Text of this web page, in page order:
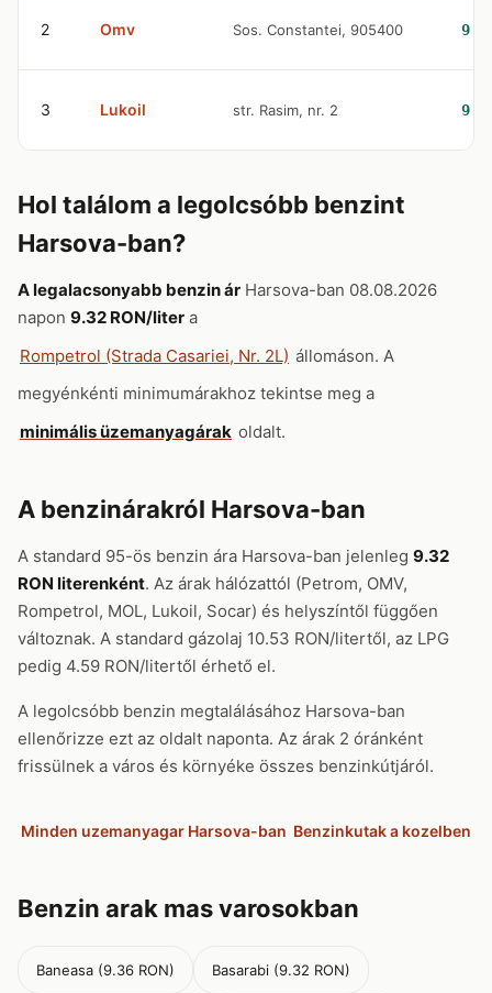
2 Omv Sos. Constantei, 905400
3 Lukoil str. Rasim, nr. 2
Hol találom a legolcsóbb benzint
Harsova-ban?
A legalacsonyabb benzin ár Harsova-ban 08.08.2026
napon 9.32 RON/liter a
Rompetrol (Strada Casariei, Nr. 2L) állomáson. A
megyénkénti minimumárakhoz tekintse meg a
minimális üzemanyagárak oldalt.
A benzinárakról Harsova-ban
A standard 95-ös benzin ára Harsova-ban jelenleg 9.32
RON literenként. Az árak hálózattól (Petrom, OMV,
Rompetrol, MOL, Lukoil, Socar) és helyszíntől függően
változnak. A standard gázolaj 10.53 RON/litertől, az LPG
pedig 4.59 RON/litertől érhető el.
A legolcsóbb benzin megtalálásához Harsova-ban
ellenőrizze ezt az oldalt naponta. Az árak 2 óránként
frissülnek a város és környéke összes benzinkútjáról.
Minden uzemanyagar Harsova-ban Benzinkutak a kozelben
Benzin arak mas varosokban
Baneasa (9.36 RON) Basarabi (9.32 RON)